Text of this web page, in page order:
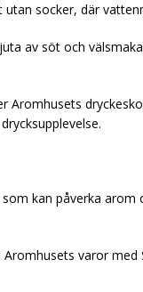
socker, där
av söt och
Aromhusets
kan påverka arom
varor